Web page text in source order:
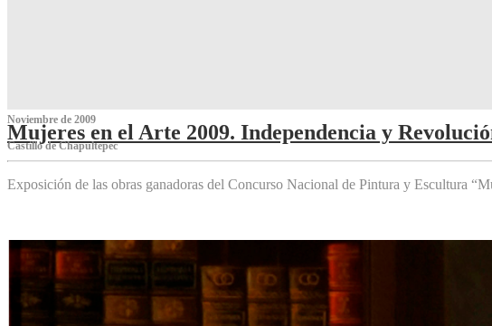
Noviembre de 2009
Mujeres en el Arte 2009. Independencia y
Castillo de Chapultepec
Exposición de las obras ganadoras del Concurso Nacional de Pintura y Escultura